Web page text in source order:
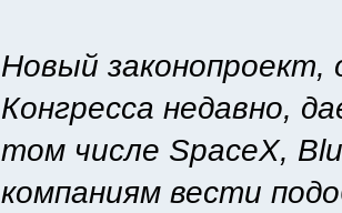
Новый
Конгресса недавно,
том числе SpaceX,
компаниям вести